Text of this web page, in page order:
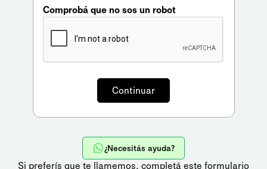
Comprobá que no sos un robot
¿Necesitás ayuda?
Si preferís que te llamemos, completá este formulario